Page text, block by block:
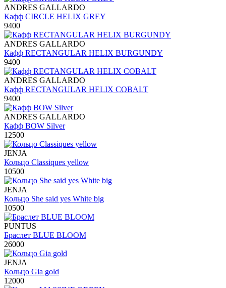
ANDRES GALLARDO
Кафф CIRCLE HELIX GREY
9400
ANDRES GALLARDO
Кафф RECTANGULAR HELIX BURGUNDY
9400
ANDRES GALLARDO
Кафф RECTANGULAR HELIX COBALT
9400
ANDRES GALLARDO
Кафф BOW Silver
12500
JENJA
Кольцо Classiques yellow
10500
JENJA
Кольцо She said yes White big
10500
PUNTUS
Браслет BLUE BLOOM
26000
JENJA
Кольцо Gia gold
12000